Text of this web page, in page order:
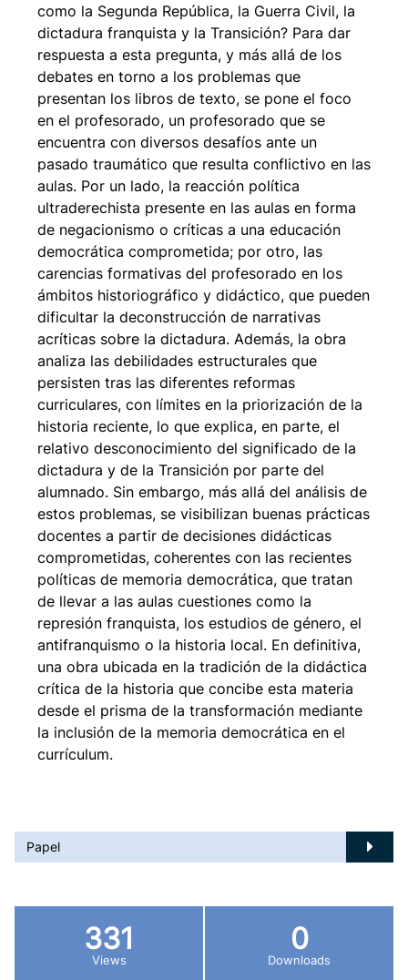
como la Segunda República, la Guerra Civil, la
dictadura franquista y la Transición? Para dar
respuesta a esta pregunta, y más allá de los
debates en torno a los problemas que
presentan los libros de texto, se pone el foco
en el profesorado, un profesorado que se
encuentra con diversos desafíos ante un
pasado traumático que resulta conflictivo en las
aulas. Por un lado, la reacción política
ultraderechista presente en las aulas en forma
de negacionismo o críticas a una educación
democrática comprometida; por otro, las
carencias formativas del profesorado en los
ámbitos historiográfico y didáctico, que pueden
dificultar la deconstrucción de narrativas
acríticas sobre la dictadura. Además, la obra
analiza las debilidades estructurales que
persisten tras las diferentes reformas
curriculares, con límites en la priorización de la
historia reciente, lo que explica, en parte, el
relativo desconocimiento del significado de la
dictadura y de la Transición por parte del
alumnado. Sin embargo, más allá del análisis de
estos problemas, se visibilizan buenas prácticas
docentes a partir de decisiones didácticas
comprometidas, coherentes con las recientes
políticas de memoria democrática, que tratan
de llevar a las aulas cuestiones como la
represión franquista, los estudios de género, el
antifranquismo o la historia local. En definitiva,
una obra ubicada en la tradición de la didáctica
crítica de la historia que concibe esta materia
desde el prisma de la transformación mediante
la inclusión de la memoria democrática en el
currículum.
Papel
331
Views
0
Downloads